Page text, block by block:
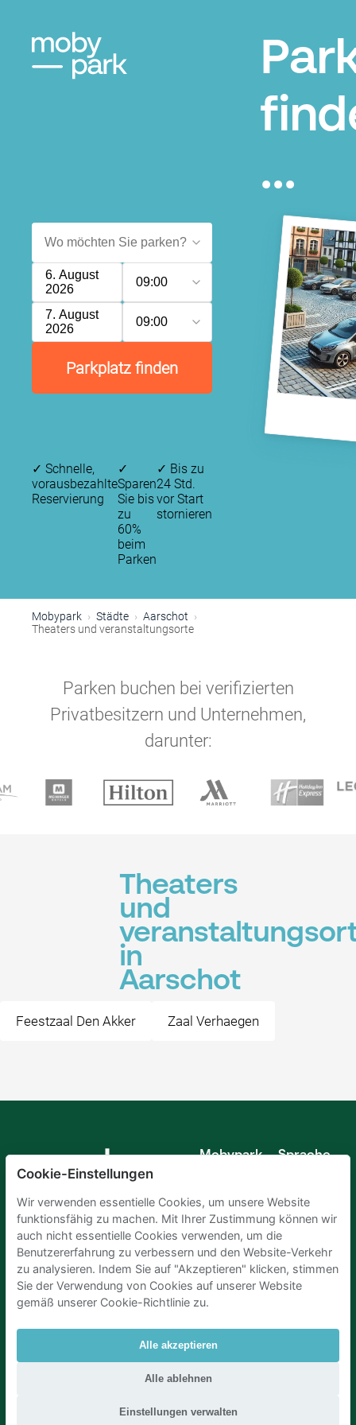
...
6. August
2026
09:00
7. August
2026
09:00
Parkplatz finden
✓ Schnelle,
vorausbezahlte
Reservierung
✓
Sparen
Sie bis
zu
60%
beim
Parken
✓ Bis zu
24 Std.
vor Start
stornieren
Mobypark Städte
Aarschot
Theaters und veranstaltungsorte
Parken buchen bei verifizierten
Privatbesitzern und Unternehmen,
darunter:
Theaters
und
in
Aarschot
Feestzaal Den Akker Zaal Verhaegen
Mobypark
Sprache
Spanisch
Französisch
Italienisch
Niederländisch
Parkplaetze Amsterdam|Parkeren Brussel
Parken Flughafen Zuerich|Parken flughafen amsterdam
Cookie-Einstellungen
Wir verwenden essentielle Cookies, um unsere Website
funktionsfähig zu machen. Mit Ihrer Zustimmung können wir
auch nicht essentielle Cookies verwenden, um die
Benutzererfahrung zu verbessern und den Website-Verkehr
zu analysieren. Indem Sie auf "Akzeptieren" klicken, stimmen
Sie der Verwendung von Cookies auf unserer Website
gemäß unserer Cookie-Richtlinie zu.
Alle akzeptieren
Alle ablehnen
Einstellungen verwalten